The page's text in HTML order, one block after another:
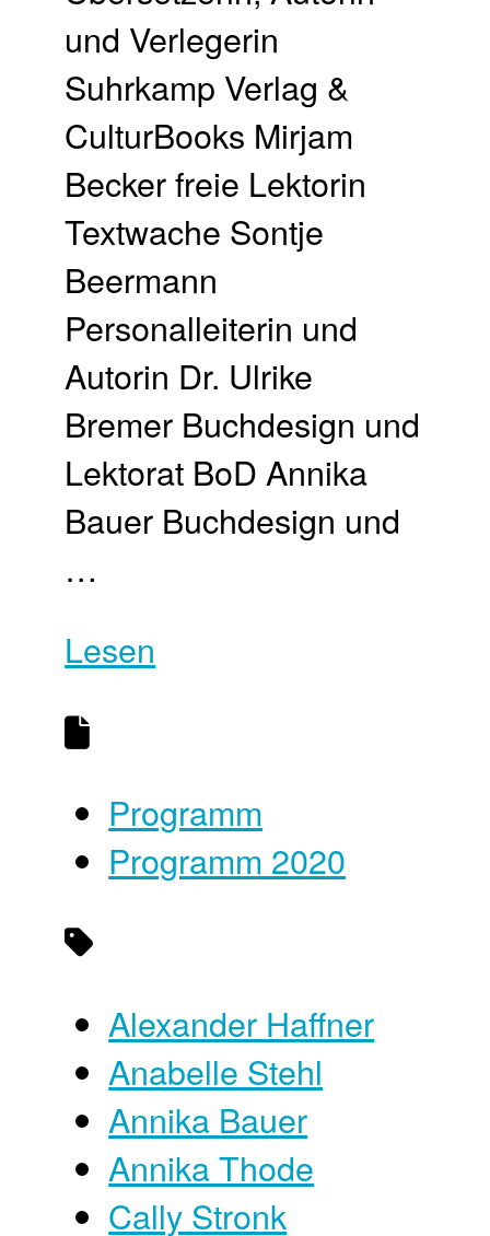
und Verlegerin
Suhrkamp Verlag &
CulturBooks Mirjam
Becker freie Lektorin
Textwache Sontje
Beermann
Personalleiterin und
Autorin Dr. Ulrike
Bremer Buchdesign und
Lektorat BoD Annika
Bauer Buchdesign und
…
Lesen
Programm
Programm 2020
Alexander Haffner
Anabelle Stehl
Annika Bauer
Annika Thode
Cally Stronk